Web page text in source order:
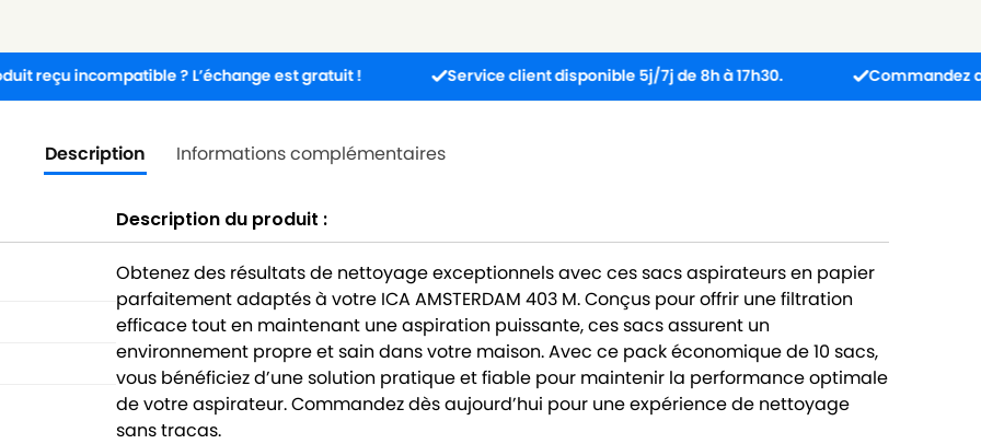
incompatible ? L’échange est gratuit ! Service client disponible 5j/7j de 8h à 17h30. Commandez avant
Description Informations complémentaires
Description du produit :
Obtenez des résultats de nettoyage exceptionnels avec ces sacs aspirateurs en papier
parfaitement adaptés à votre ICA AMSTERDAM 403 M. Conçus pour offrir une filtration
efficace tout en maintenant une aspiration puissante, ces sacs assurent un
environnement propre et sain dans votre maison. Avec ce pack économique de 10 sacs,
vous bénéficiez d’une solution pratique et fiable pour maintenir la performance optimale
de votre aspirateur. Commandez dès aujourd’hui pour une expérience de nettoyage
sans tracas.